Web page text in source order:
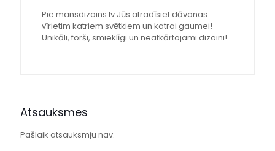
Pie mansdizains.lv Jūs atradīsiet dāvanas
vīrietim katriem svētkiem un katrai gaumei!
Unikāli, forši, smieklīgi un neatkārtojami dizaini!
Atsauksmes
Pašlaik atsauksmju nav.